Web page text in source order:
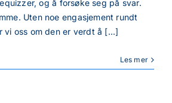
og å forsøke seg på svar.
Uten noe engasjement rundt
vi oss om den er verdt å [...]
Les mer